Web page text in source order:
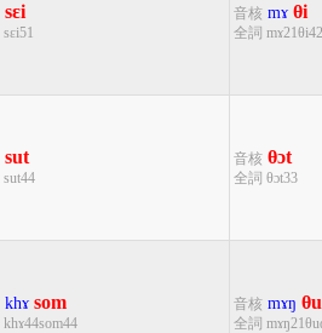
sɛi 音核 mɤ θi
全詞 mɤ21θi42
sut 音核 θɔt
全詞 θɔt33
khɤ som 音核 mɤŋ
全詞